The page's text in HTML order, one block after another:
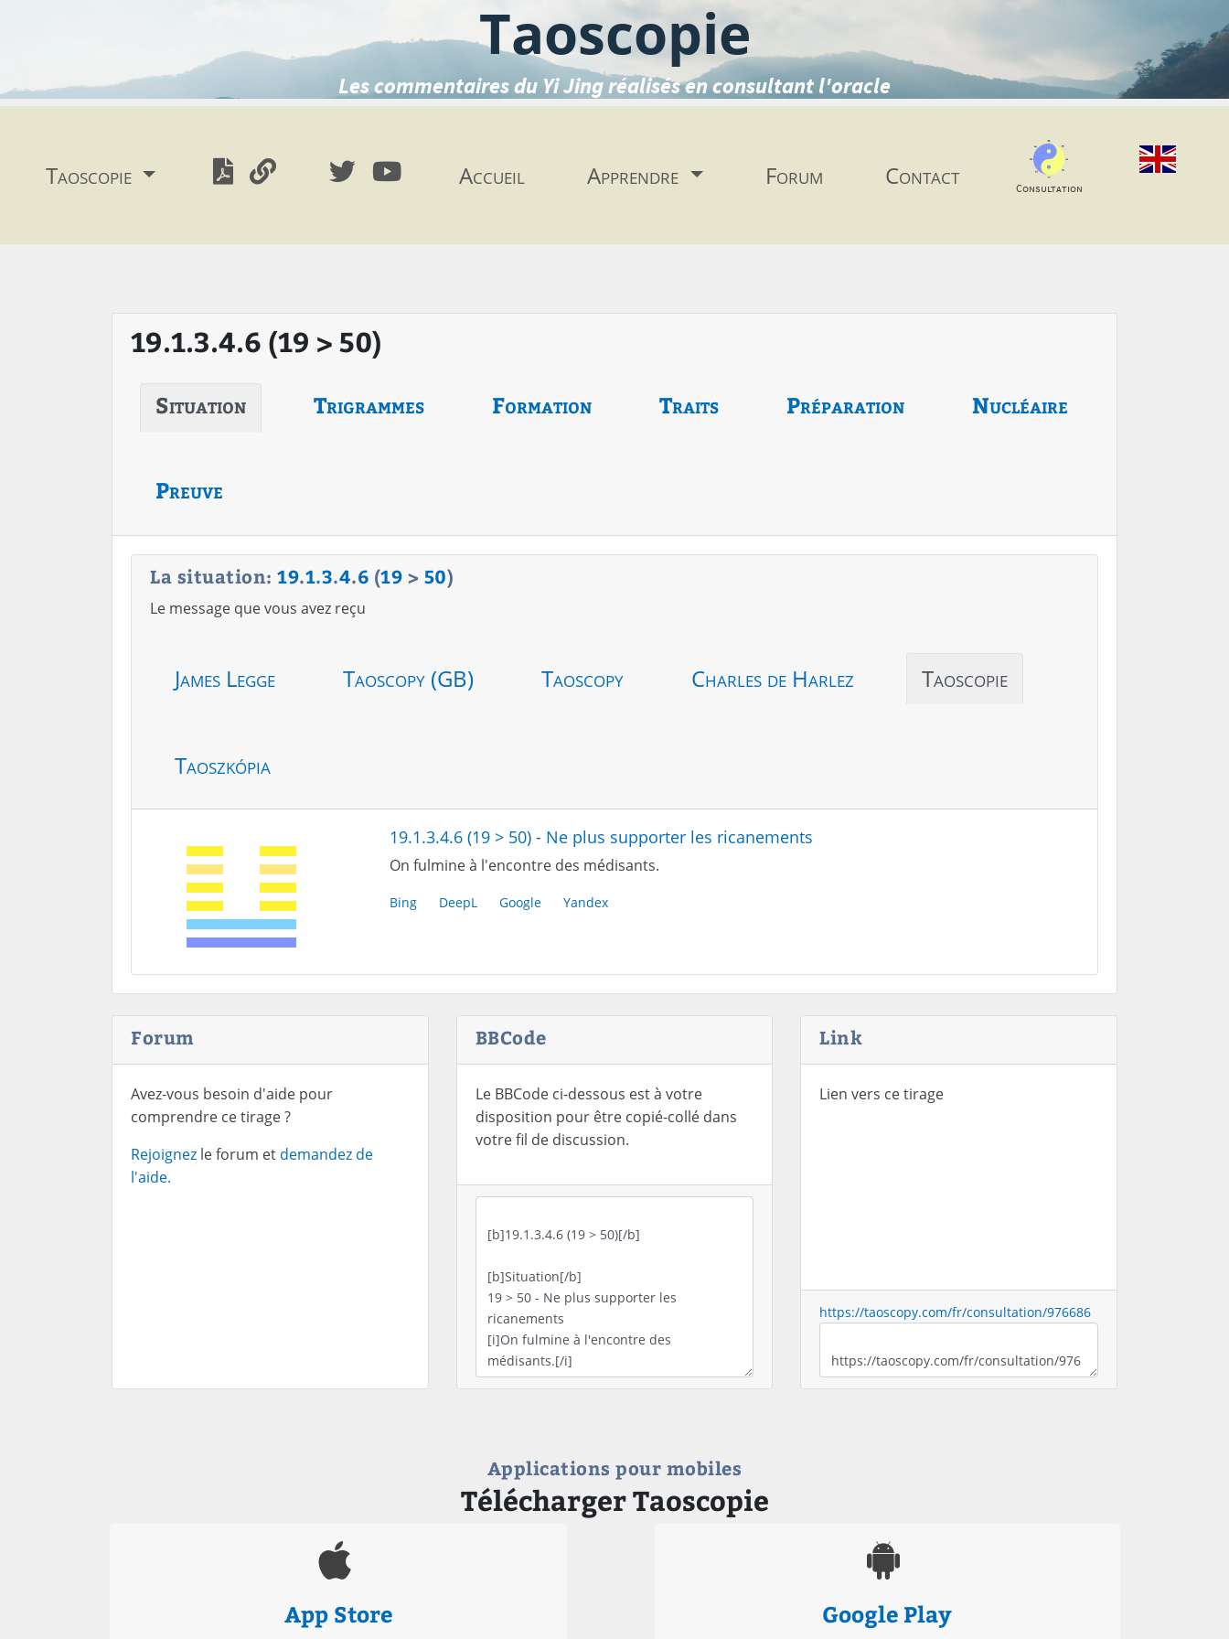
Taoscopie
Les commentaires du Yi Jing réalisés en consultant l'oracle
Taoscopie Accueil Apprendre Forum Contact Consultation
19.1.3.4.6 (19 > 50)
Situation Trigrammes Formation Traits Préparation Nucléaire
Preuve
La situation: 19.1.3.4.6 (19 > 50)
Le message que vous avez reçu
James Legge Taoscopy (GB) Taoscopy Charles de Harlez Taoscopie
Taoszkópia
19.1.3.4.6 (19 > 50) - Ne plus supporter les ricanements
On fulmine à l'encontre des médisants.
Bing DeepL Google Yandex
Forum
Avez-vous besoin d'aide pour
comprendre ce tirage ?
Rejoignez le forum et demandez de
l'aide.
BBCode
Le BBCode ci-dessous est à votre
disposition pour être copié-collé dans
votre fil de discussion.
Link
Lien vers ce tirage
https://taoscopy.com/fr/consultation/976686
Applications pour mobiles
Télécharger Taoscopie
App Store Google Play